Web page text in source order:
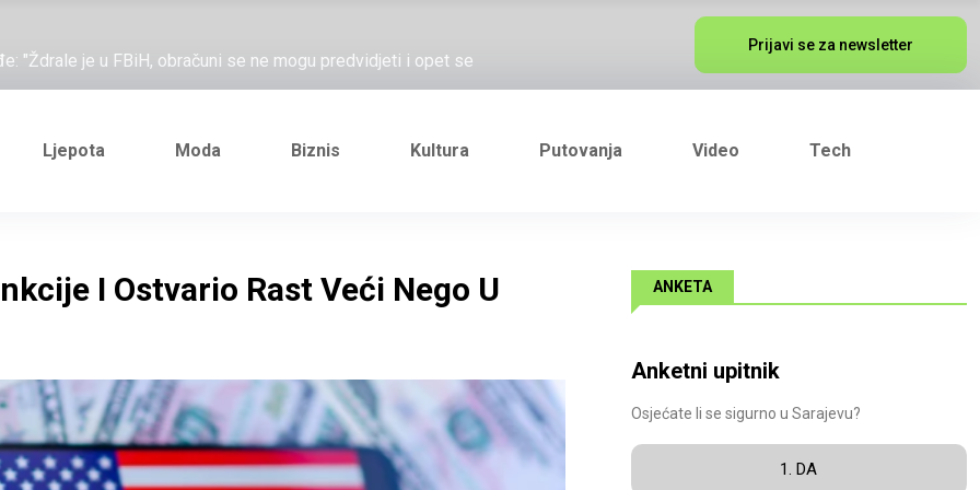
"Ždrale je u FBiH, obračuni se ne mogu predvidjeti i opet se
Željezničarov Karamarko
je general Izet Nanić, pogibijom je probio blokadu koja je
Željezničarov Karamarko
Prijavi se za newsletter
Ljepota Moda Biznis Kultura Putovanja Video Tech
I Ostvario Rast Veći Nego U
ANKETA
Anketni upitnik
Osjećate li se sigurno u Sarajevu?
1. DA